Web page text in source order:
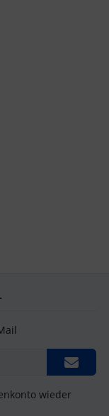
wieder